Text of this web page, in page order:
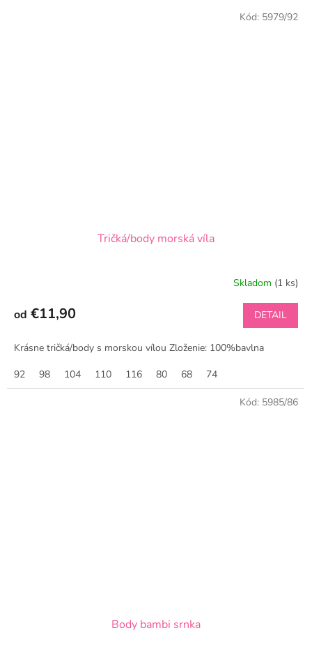
Tričká/body morská víla
Skladom (1 ks)
od €11,90 DETAIL
Krásne tričká/body s morskou vílou Zloženie: 100%bavlna
92
98 104 110 116 80 68 74
Kód: 5979/92
Body bambi srnka
Kód: 5985/86